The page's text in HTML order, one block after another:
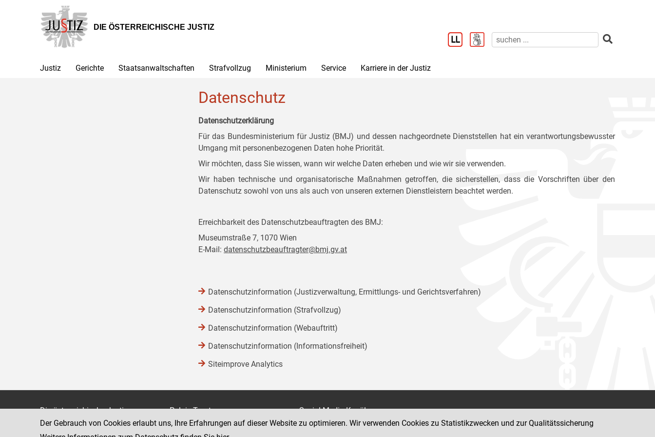
Hauptnavigation
[1]
Inhalt
[2]
Untermenü
[3]
DIE ÖSTERREICHISCHE JUSTIZ
Justiz Gerichte Staatsanwaltschaften Strafvollzug Ministerium Service Karriere in der Justiz
Datenschutz
Datenschutzerklärung
Für das Bundesministerium für Justiz (BMJ) und dessen nachgeordnete Dienststellen hat ein verantwortungsbewusster
Umgang mit personenbezogenen Daten hohe Priorität.
Wir möchten, dass Sie wissen, wann wir welche Daten erheben und wie wir sie verwenden.
Wir haben technische und organisatorische Maßnahmen getroffen, die sicherstellen, dass die Vorschriften über den
Datenschutz sowohl von uns als auch von unseren externen Dienstleistern beachtet werden.
Erreichbarkeit des Datenschutzbeauftragten des BMJ:
Museumstraße 7, 1070 Wien
E-Mail: datenschutzbeauftragter@bmj.gv.at
Datenschutzinformation (Justizverwaltung, Ermittlungs- und Gerichtsverfahren)
Datenschutzinformation (Strafvollzug)
Datenschutzinformation (Webauftritt)
Datenschutzinformation (Informationsfreiheit)
Siteimprove Analytics
Die österreichische Justiz
Bundesministerium für Justiz
Palais Trautson
Museumstraße 7
1070 Wien
Social Media Kanäle
der Justiz und des BMJ
Der Gebrauch von Cookies erlaubt uns, Ihre Erfahrungen auf dieser Website zu optimieren. Wir verwenden Cookies zu Statistikzwecken und zur Qualitätssicherung